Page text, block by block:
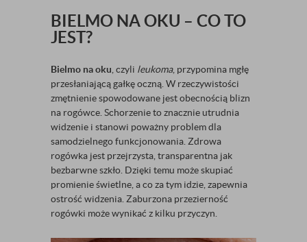
BIELMO NA OKU – CO TO
JEST?
Bielmo na oku , czyli leukoma, przypomina mgłę
przesłaniającą gałkę oczną. W rzeczywistości
zmętnienie spowodowane jest obecnością blizn
na rogówce. Schorzenie to znacznie utrudnia
widzenie i stanowi poważny problem dla
samodzielnego funkcjonowania. Zdrowa
rogówka jest przejrzysta, transparentna jak
bezbarwne szkło. Dzięki temu może skupiać
promienie świetlne, a co za tym idzie, zapewnia
ostrość widzenia. Zaburzona przezierność
rogówki może wynikać z kilku przyczyn.